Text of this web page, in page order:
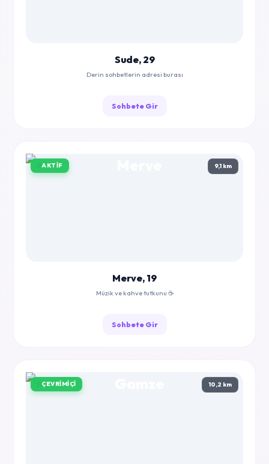
Sude, 29
Derin sohbetlerin adresi burası
Sohbete Gir
AKTIF 9,1 km
Merve, 19
Müzik ve kahve tutkunu ☕
Sohbete Gir
ÇEVRIMIÇI 10,2 km